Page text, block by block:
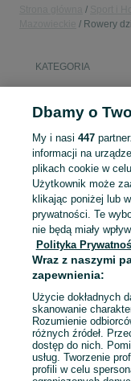
Rowery
KATEGORIA
rower
Mapa kategorii
Mapa miejscowości
Mapa ministron
Popularne wyszukiwania
Dbamy o
My i nasi 447
informacji na
plikach cookie w
Użytkownik może
klikając poniżej lub
prywatności. Te
nie będą miały
Polityka
Wraz z naszymi
zapewnienia:
Użycie dokładnych
skanowanie
Rozumienie
różnych źródeł.
dostęp do nich.
usług. Tworzenie
profili w celu